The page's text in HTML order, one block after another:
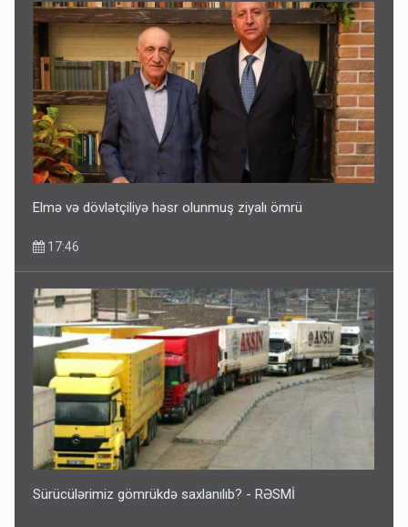
Ərdoğana sui-qəsd planının iştirakçısı detalları açıqladı
5 Avqust 16:56
Elmə və dövlətçiliyə həsr olunmuş ziyalı ömrü
17:46
Sürücülərimiz gömrükdə saxlanılıb? - RƏSMİ